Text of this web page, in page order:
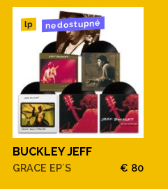
lp nedostupné
BUCKLEY JEFF
GRACE EP´S € 80